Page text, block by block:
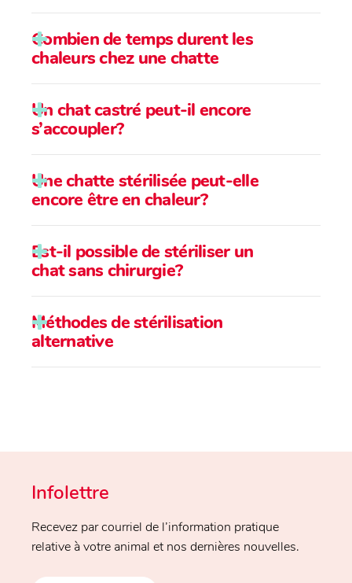
Combien de temps durent les
chaleurs chez une chatte
Un chat castré peut-il encore
s’accoupler?
Une chatte stérilisée peut-elle
encore être en chaleur?
Est-il possible de stériliser un
chat sans chirurgie?
Méthodes de stérilisation
alternative
Infolettre
Recevez par courriel de l’information pratique
relative à votre animal et nos dernières nouvelles.